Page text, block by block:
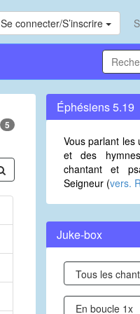
Se connecter/S’inscrire
5
Éphésiens 5.19
Vous parlant les
et des
chantant et
Seigneur (vers.
Juke-box